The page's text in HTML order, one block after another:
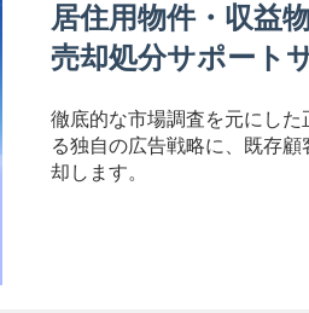
居住用物件・収益
売却処分サポート
徹底的な市場調査を元にし
る独自の広告戦略に、既存
却します。